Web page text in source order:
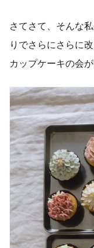
さてさて、そんな
りでさらにさらに
カップケーキの会